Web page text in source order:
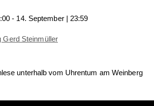
- 14. September | 23:59
Gerd Steinmüller
unterhalb vom Uhrentum am Weinberg